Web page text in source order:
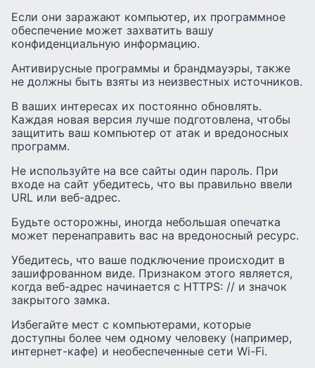
Если они заражают компьютер, их программное
обеспечение может захватить вашу
конфиденциальную информацию.
Антивирусные программы и брандмауэры, также
не должны быть взяты из неизвестных источников.
В ваших интересах их постоянно обновлять.
Каждая новая версия лучше подготовлена, чтобы
защитить ваш компьютер от атак и вредоносных
программ.
Не используйте на все сайты один пароль. При
входе на сайт убедитесь, что вы правильно ввели
URL или веб-адрес.
Будьте осторожны, иногда небольшая опечатка
может перенаправить вас на вредоносный ресурс.
Убедитесь, что ваше подключение происходит в
зашифрованном виде. Признаком этого является,
когда веб-адрес начинается с HTTPS: // и значок
закрытого замка.
Избегайте мест с компьютерами, которые
доступны более чем одному человеку (например,
интернет-кафе) и необеспеченные сети Wi-Fi.